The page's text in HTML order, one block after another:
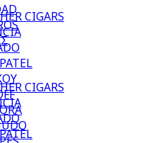
CIGARS
CIGARS